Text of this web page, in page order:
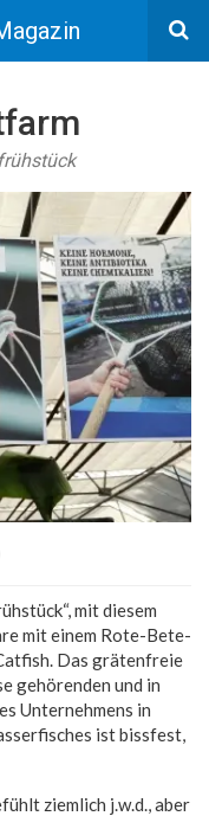
mit diesem
mit einem Rote-Bete-
Das grätenfreie
gehörenden und in
Unternehmens in
ist bissfest,
ziemlich j.w.d., aber